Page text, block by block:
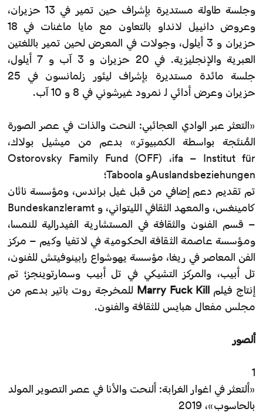
وجلسة طاولة مستديرة بإشراف حين تمير في 13 حزيران،
وعروض دانييل لانداو بالتعاون مع مايا ماغنات في 18
حزيران و 3 أيلول، وجولات في المعرض لحين تمير باللغتين
العبرية والإنجليزية. في 20 حزيران و 3 آب و 7 أيلول،
جلسة مائدة مستديرة بإشراف ليئور زلمانسون في 25
حزيران وعرض أدائي لـ نمرود غيرشوني في 8 و 10 آب.
«التعثر عبر الوادي العجائبي: النحت والذات في عصر الصورة
المُنتَجة بواسطة الكمبيوتر»
بدعم من ميشيل بولاك،
Ostorovsky Family Fund (OFF) ،ifa – Institut für
Auslandsbeziehungenو Taboola؛
تم تقديم دعم إضافي من قبل غيل براندس، ومؤسسة ناثان
كامينغس، والمعهد الثقافي الليتواني، و Bundeskanzleramt
– قسم الفنون والثقافة في المستشارية الفيدرالية للنمسا،
ومؤسسة عاصمة الثقافة الحكومية في لاتفيا وكيم – مركز
الفن المعاصر في ريغا، مؤسسة يهوشواع رابينوفيتش للفنون،
تل أبيب، والمركز التشيكي في تل أبيب وسمارتوينجز؛ تم
إنتاج فيلم Marry Fuck Kill للمخرجة روت باتير بدعم من
مجلس مفعال هبايس للثقافة والفنون.
ألصور
1
«ألتعثر في اغوار الغرابة: ألنحت والأنا في عصر التصوير المولد
بالحاسوب»، 2019